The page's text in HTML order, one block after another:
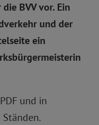
BVV vor. Ein
und der
ein
und in